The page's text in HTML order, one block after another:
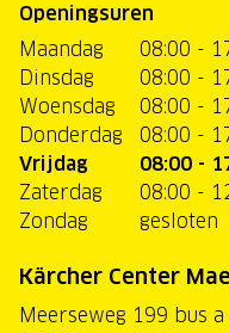
Openingsuren
Maandag
08:00 -
Dinsdag
08:00 -
Woensdag
08:00 -
Donderdag
08:00 -
Vrijdag
08:00 -
Zaterdag
08:00 -
Zondag
gesloten
Kärcher Center
Meerseweg 199 bus a